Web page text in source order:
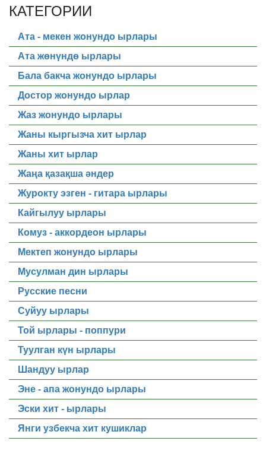
КАТЕГОРИИ
Ата - мекен жонундо ырлары
Ата жөнүндө ырлары
Бала бакча жонундо ырлары
Достор жонундо ырлар
Жаз жонундо ырлары
Жаны кыргызча хит ырлар
Жаны хит ырлар
Жаңа қазақша әндер
Журокту эзген - гитара ырлары
Кайгылуу ырлары
Комуз - аккордеон ырлары
Мектеп жонундо ырлары
Мусулман дин ырлары
Русские песни
Суйуу ырлары
Той ырлары - поппури
Туулган күн ырлары
Шандуу ырлар
Эне - апа жонундо ырлары
Эски хит - ырлары
Янги узбекча хит кушиклар